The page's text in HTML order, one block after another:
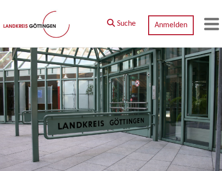
Zum Hauptinhalt springen
Suche Anmelden